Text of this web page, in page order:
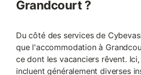
Grandcourt ?
Du côté des services de
que l'accommodation à
ce dont les vacanciers rêvent.
incluent généralement diverses